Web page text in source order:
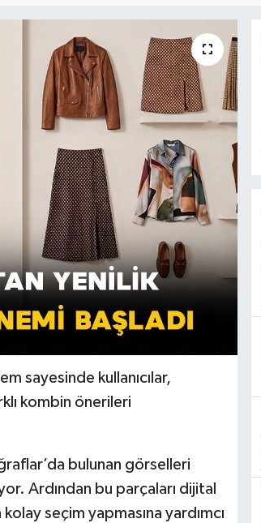
sayesinde kullanıcılar,
kombin önerileri
bulunan görselleri
Ardından bu parçaları dijital
seçim yapmasına yardımcı